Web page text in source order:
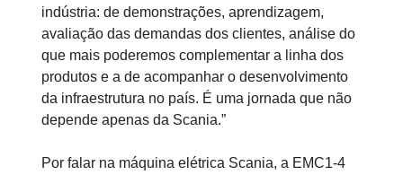
indústria: de demonstrações, aprendizagem,
avaliação das demandas dos clientes, análise do
que mais poderemos complementar a linha dos
produtos e a de acompanhar o desenvolvimento
da infraestrutura no país. É uma jornada que não
depende apenas da Scania.”
Por falar na máquina elétrica Scania, a EMC1-4